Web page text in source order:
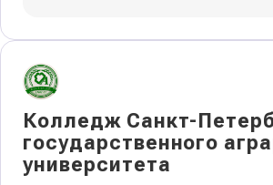
Колледж Санкт-
государственного
университета